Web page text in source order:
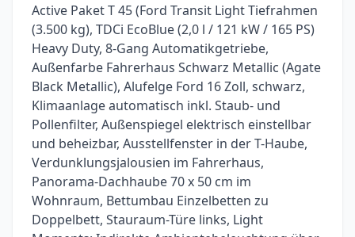
Active Paket T 45 (Ford Transit Light Tiefrahmen
(3.500 kg), TDCi EcoBlue (2,0 l / 121 kW / 165 PS)
Heavy Duty, 8-Gang Automatikgetriebe,
Außenfarbe Fahrerhaus Schwarz Metallic (Agate
Black Metallic), Alufelge Ford 16 Zoll, schwarz,
Klimaanlage automatisch inkl. Staub- und
Pollenfilter, Außenspiegel elektrisch einstellbar
und beheizbar, Ausstellfenster in der T-Haube,
Verdunklungsjalousien im Fahrerhaus,
Panorama-Dachhaube 70 x 50 cm im
Wohnraum, Bettumbau Einzelbetten zu
Doppelbett, Stauraum-Türe links, Light